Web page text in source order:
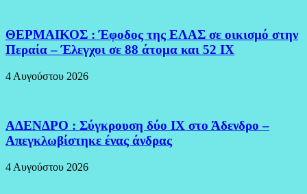
ΘΕΡΜΑΙΚΟΣ : Έφοδος της ΕΛΑΣ σε οικισμό στην
Περαία – Έλεγχοι σε 88 άτομα και 52 ΙΧ
4 Αυγούστου 2026
ΑΔΕΝΔΡΟ : Σύγκρουση δύο ΙΧ στο Άδενδρο –
Απεγκλωβίστηκε ένας άνδρας
4 Αυγούστου 2026